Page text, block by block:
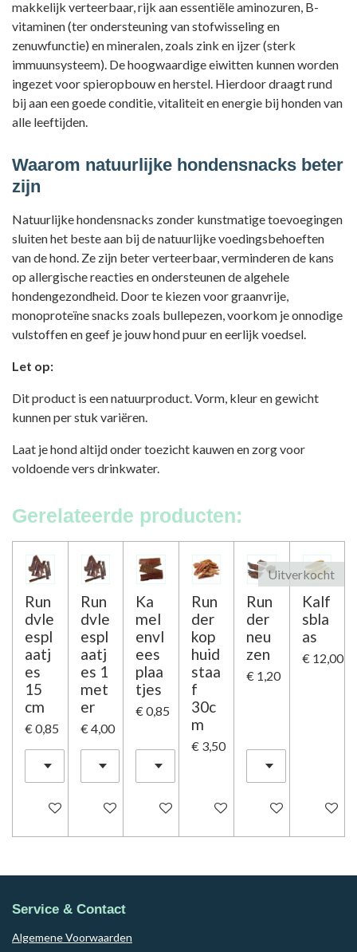
makkelijk verteerbaar, rijk aan essentiële aminozuren, B-
vitaminen (ter ondersteuning van stofwisseling en
zenuwfunctie) en mineralen, zoals zink en ijzer (sterk
immuunsysteem). Dehoogwaardige eiwitten kunnen worden
ingezet voor spieropbouw en herstel. Hierdoor draagt rund
bij aan een goede conditie, vitaliteit en energie bij honden van
alle leeftijden.
Waarom natuurlijke hondensnacks beter
zijn
Natuurlijke hondensnacks zonder kunstmatige toevoegingen
sluiten het beste aan bij de natuurlijke voedingsbehoeften
van de hond. Ze zijn beter verteerbaar, verminderen de kans
op allergische reacties en ondersteunen de algehele
hondengezondheid. Door te kiezen voor graanvrije,
monoproteïne snacks zoals bullepezen, voorkom je onnodige
vulstoffen en geef je jouw hond puur en eerlijk voedsel.
Let op:
Dit product is een natuurproduct. Vorm, kleur en gewicht
kunnen per stuk variëren.
Laat je hond altijd onder toezicht kauwen en zorg voor
voldoende vers drinkwater.
Gerelateerde producten:
Run
dvle
espl
aatj
es
15
cm
€ 0,85
In winkelwagen
Run
dvle
espl
aatj
es 1
met
er
€ 4,00
In winkelwagen
Ka
mel
envl
ees
plaa
tjes
€ 0,85
In winkelwagen
Run
der
kop
huid
staa
f
30c
m
€ 3,50
In winkelwagen
Run
der
neu
zen
€ 1,20
In winkelwagen
Uitverkocht
Kalf
sbla
as
€ 12,00
Houd
Service & Contact
Algemene Voorwaarden